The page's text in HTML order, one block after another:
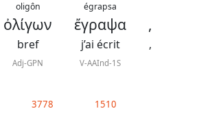
oligôn
ὀλίγων
bref
Adj-GPN
égrapsa
ἔγραψα
j’ai écrit
V-AAInd-1S
,
,
3778 1510